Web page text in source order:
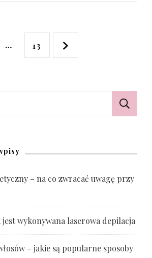
… Page
13
– na co zwracać uwagę przy
jest wykonywana laserowa depilacja
– jakie są popularne sposoby